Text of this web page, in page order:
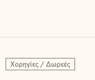
Χορηγίες / Δωρεές